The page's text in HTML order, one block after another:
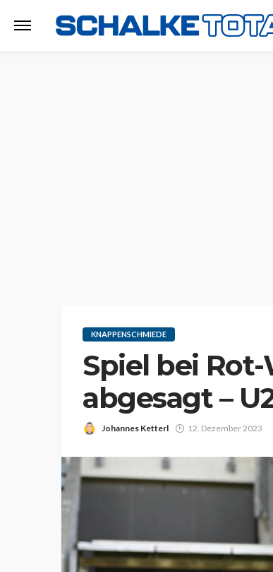
KNAPPENSCHMIEDE
Spiel bei
abgesagt –
Johannes Ketterl 12. Dezember 2023